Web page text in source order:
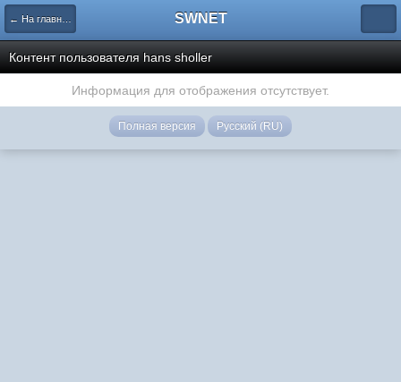
← На главную страницу SWNET
Контент пользователя hans sholler
Информация для отображения отсутствует.
Полная версия Русский (RU)